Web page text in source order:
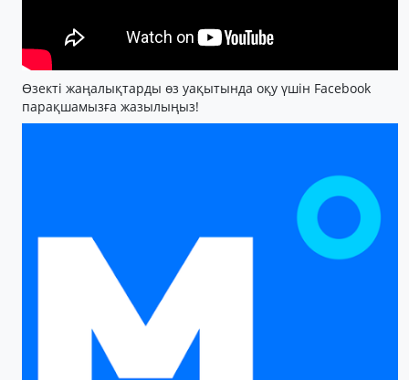
Өзекті жаңалықтарды өз уақытында оқу үшін Facebook
парақшамызға жазылыңыз!